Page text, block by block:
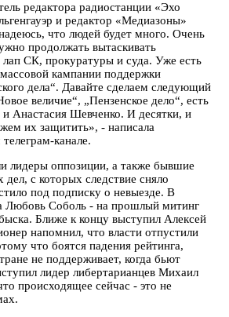
редактора радиостанции «Эхо
и редактор «Медиазоны»
что людей будет много. Очень
продолжать вытаскивать
СК, прокуратуры и суда. Уже есть
кампании поддержки
дела“. Давайте сделаем следующий
величие“, „Пензенское дело“, есть
и Анастасия Шевченко. И десятки, и
их защитить», - написала
канале.
лидеры оппозиции, а также бывшие
с которых следствие сняло
под подписку о невыезде. В
Любовь Соболь - на прошлый митинг
Ближе к концу выступил Алексей
напомнил, что власти отпустили
что боятся падения рейтинга,
не поддерживает, когда бьют
лидер либертарианцев Михаил
происходящее сейчас - это не